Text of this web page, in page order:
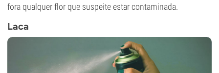
fora qualquer flor que suspeite estar contaminada.
Laca